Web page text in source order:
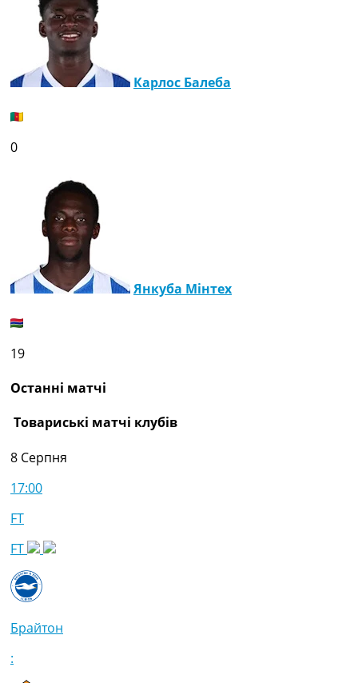
Карлос Балеба
0
Янкуба Мінтех
19
Останні матчі
Товариські матчі клубів
8 Серпня
17:00
FT
FT
Брайтон
: